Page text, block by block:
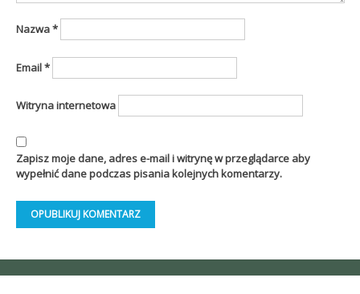
Nazwa*
Email*
Witryna internetowa
Zapisz moje dane, adres e-mail i witrynę w przeglądarce aby
wypełnić dane podczas pisania kolejnych komentarzy.